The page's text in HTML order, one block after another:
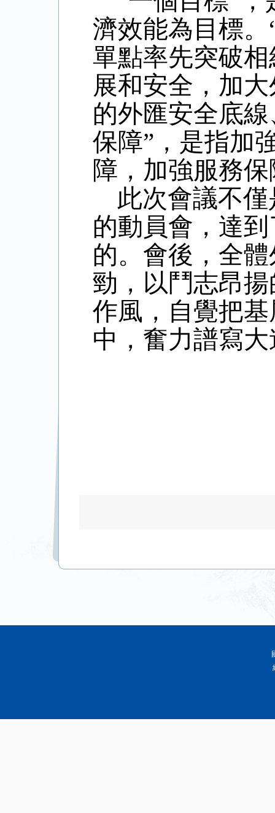
濟效能為目標
單點率先突破
展和安全，加
的外匯安全底
保障”，是指加
障，加強服務
此次會議不
的動員會，達
的。會後，全
勁，以鬥志昂
作風，自覺把
中，奮力譜寫